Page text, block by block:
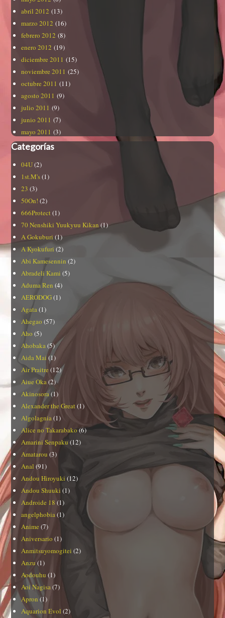
abril 2012 (13)
marzo 2012 (16)
febrero 2012 (8)
enero 2012 (19)
diciembre 2011 (15)
noviembre 2011 (25)
octubre 2011 (11)
agosto 2011 (9)
julio 2011 (9)
junio 2011 (7)
mayo 2011 (3)
Categorías
04U(2)
1st.M's(1)
23 (3)
50On! (2)
666Protect (1)
70 Nenshiki Yuukyuu Kikan (1)
A Gokuburi (1)
A Kyokufuri (2)
Abi Kamesennin (2)
Abradeli Kami (5)
Aduma Ren (4)
AERODOG(1)
Agata(1)
Ahegao (57)
Aho (5)
Ahobaka(5)
Aida Mai(1)
Air Praitre (12)
Aiue Oka(2)
Akinosora(1)
Alexander the Great(1)
Algolagnia(1)
Alice no Takarabako(6)
Amarini Senpaku (12)
Amatarou (3)
Anal (91)
Andou Hiroyuki (12)
Andou Shuuki (1)
Androide 18 (1)
angelphobia(1)
Anime (7)
Aniversario (1)
Anmitsuyomogitei (2)
Anzu (1)
Aodouhu (1)
Aoi Nagisa(7)
Apron (1)
Aquarion Evol (2)